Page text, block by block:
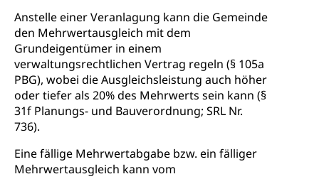
Anstelle einer Veranlagung kann die Gemeinde
den Mehrwertausgleich mit dem
Grundeigentümer in einem
verwaltungsrechtlichen Vertrag regeln (§ 105a
PBG), wobei die Ausgleichsleistung auch höher
oder tiefer als 20% des Mehrwerts sein kann (§
31f Planungs- und Bauverordnung; SRL Nr.
736).
Eine fällige Mehrwertabgabe bzw. ein fälliger
Mehrwertausgleich kann vom